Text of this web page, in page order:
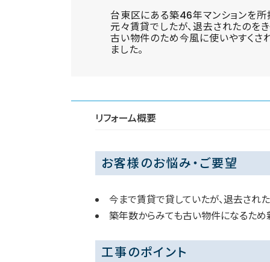
台東区にある築46年マンションを所
元々賃貸でしたが、退去されたのを
古い物件のため今風に使いやすくさ
ました。
リフォーム概要
お客様のお悩み・ご要望
今まで賃貸で貸していたが、退去され
築年数からみても古い物件になるため
工事のポイント